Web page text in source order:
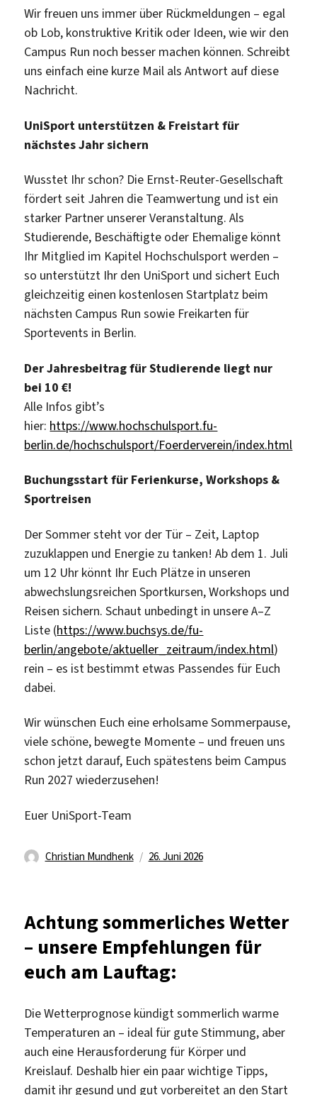
Wir freuen uns immer über Rückmeldungen – egal
ob Lob, konstruktive Kritik oder Ideen, wie wir den
Campus Run noch besser machen können. Schreibt
uns einfach eine kurze Mail als Antwort auf diese
Nachricht.
UniSport unterstützen & Freistart für
nächstes Jahr sichern
Wusstet Ihr schon? Die Ernst-Reuter-Gesellschaft
fördert seit Jahren die Teamwertung und ist ein
starker Partner unserer Veranstaltung. Als
Studierende, Beschäftigte oder Ehemalige könnt
Ihr Mitglied im Kapitel Hochschulsport werden –
so unterstützt Ihr den UniSport und sichert Euch
gleichzeitig einen kostenlosen Startplatz beim
nächsten Campus Run sowie Freikarten für
Sportevents in Berlin.
Der Jahresbeitrag für Studierende liegt nur
bei 10 €!
Alle Infos gibt’s
hier: https://www.hochschulsport.fu-
berlin.de/hochschulsport/Foerderverein/index.html
Buchungsstart für Ferienkurse, Workshops &
Sportreisen
Der Sommer steht vor der Tür – Zeit, Laptop
zuzuklappen und Energie zu tanken! Ab dem 1. Juli
um 12 Uhr könnt Ihr Euch Plätze in unseren
abwechslungsreichen Sportkursen, Workshops und
Reisen sichern. Schaut unbedingt in unsere A–Z
Liste (https://www.buchsys.de/fu-
berlin/angebote/aktueller_zeitraum/index.html)
rein – es ist bestimmt etwas Passendes für Euch
dabei.
Wir wünschen Euch eine erholsame Sommerpause,
viele schöne, bewegte Momente – und freuen uns
schon jetzt darauf, Euch spätestens beim Campus
Run 2027 wiederzusehen!
Euer UniSport-Team
Autor
Christian Mundhenk
Veröffentlicht
26. Juni 2026
Achtung sommerliches Wetter
– unsere Empfehlungen für
euch am Lauftag:
Die Wetterprognose kündigt sommerlich warme
Temperaturen an – ideal für gute Stimmung, aber
auch eine Herausforderung für Körper und
Kreislauf. Deshalb hier ein paar wichtige Tipps,
damit ihr gesund und gut vorbereitet an den Start